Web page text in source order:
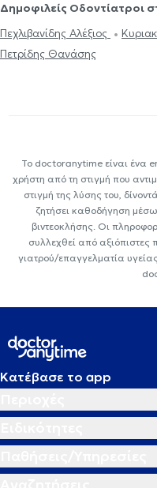
Δημοφιλείς Οδοντίατροι
Πεχλιβανίδης Αλέξιος
Πετρίδης Θανάσης
Το doctoranytime είναι ένα
χρήστη από τη στιγμή που
στιγμή της λύσης του,
ζητήσει καθοδήγηση
βιντεοκλήσης. Οι
συλλεχθεί από
γιατρού/επαγγελματία
Κατέβασε το app